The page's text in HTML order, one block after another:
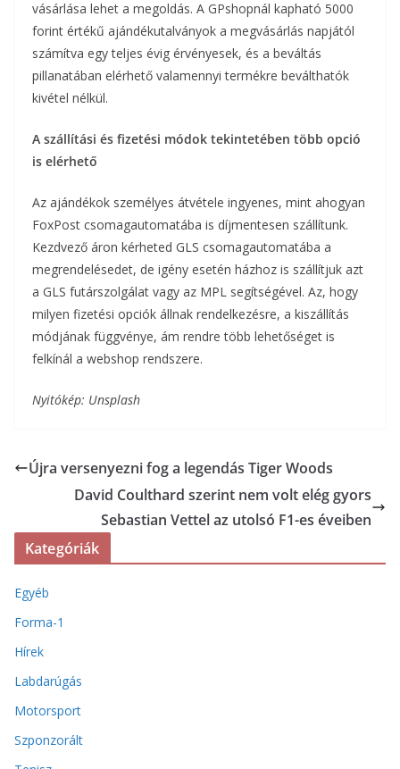
vásárlása lehet a megoldás. A GPshopnál kapható 5000
forint értékű ajándékutalványok a megvásárlás napjától
számítva egy teljes évig érvényesek, és a beváltás
pillanatában elérhető valamennyi termékre beválthatók
kivétel nélkül.
A szállítási és fizetési módok tekintetében több opció
is elérhető
Az ajándékok személyes átvétele ingyenes, mint ahogyan
FoxPost csomagautomatába is díjmentesen szállítunk.
Kezdvező áron kérheted GLS csomagautomatába a
megrendelésedet, de igény esetén házhoz is szállítjuk azt
a GLS futárszolgálat vagy az MPL segítségével. Az, hogy
milyen fizetési opciók állnak rendelkezésre, a kiszállítás
módjának függvénye, ám rendre több lehetőséget is
felkínál a webshop rendszere.
Nyitókép: Unsplash
Újra versenyezni fog a legendás Tiger Woods
David Coulthard szerint nem volt elég gyors
Sebastian Vettel az utolsó F1-es éveiben
Kategóriák
Egyéb
Forma-1
Hírek
Labdarúgás
Motorsport
Szponzorált